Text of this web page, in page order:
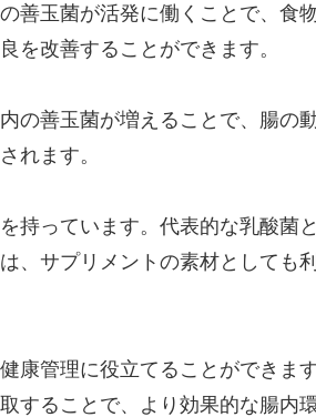
善玉菌が活発に働くことで、食
を改善することができます。
の善玉菌が増えることで、腸の
れます。
持っています。代表的な乳酸菌
、サプリメントの素材としても
康管理に役立てることができま
することで、より効果的な腸内